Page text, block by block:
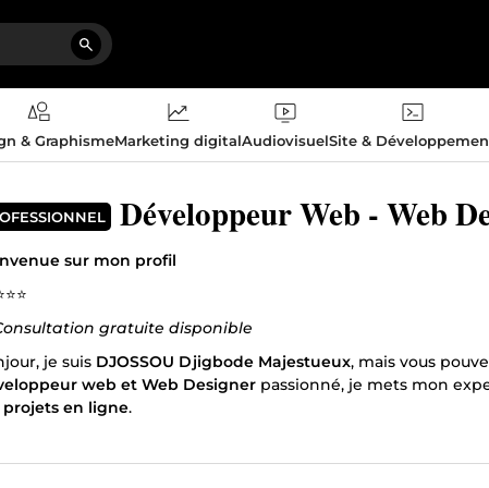
& GraphismeMarketing digitalAudiovisuelSite &
Développeur Web - Web
sur mon profil
gratuite disponible
je suis DJOSSOU Djigbode Majestueux, mais vous
web et Web Designer passionné, je mets mon
projets en ligne.
, ou améliorer votre visibilité grâce au